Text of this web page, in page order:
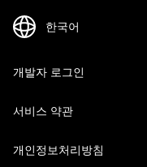
개발자 로그인
서비스 약관
개인정보처리방침